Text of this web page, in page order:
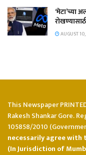
‘मेटा’च्या
AUGUST
This Newspaper
Rakesh Shankar Gore.
105858/2010
necessarily agree
(In Jurisdiction of